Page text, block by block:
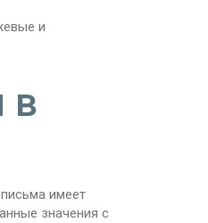
и
в
имеет
значения с